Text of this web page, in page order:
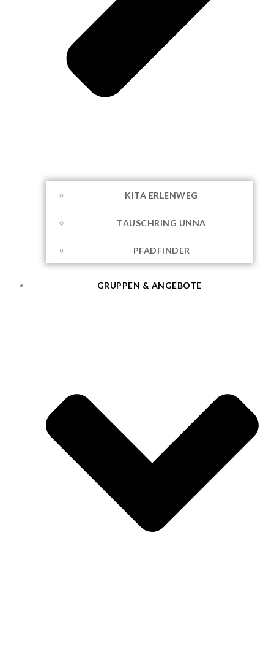
KITA ERLENWEG
TAUSCHRING UNNA
PFADFINDER
GRUPPEN & ANGEBOTE